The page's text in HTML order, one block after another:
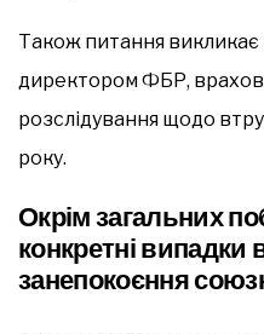
Також питання
директором ФБР,
розслідування щодо
року.
Окрім загальних
конкретні
занепокоєння